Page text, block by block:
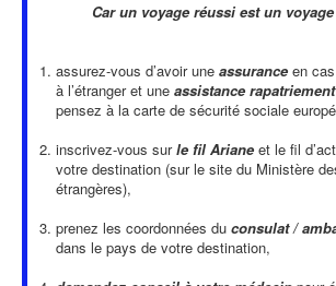
Car un voyage réussi est un
assurez-vous d’avoir une assurance en
à l’étranger et une assistance rapatriement
pensez à la carte de sécurité sociale
inscrivez-vous surle fil Ariane et le fil
votre destination (sur le site du Ministère
étrangères),
prenez les coordonnées du consulat /
dans le pays de votre destination,